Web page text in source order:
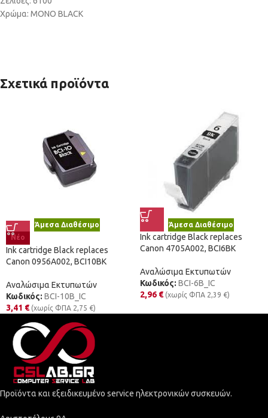
Χρώμα: MONO BLACK
Σχετικά προϊόντα
Άμεσα Διαθέσιμο
Νέο
Ink cartridge Black replaces
Canon 0956A002, BCI10BK
Αναλώσιμα Εκτυπωτών
Κωδικός: BCI-10B_IC
3,41 € (χωρίς ΦΠΑ 2,75 €)
Άμεσα Διαθέσιμο
Ink cartridge Black replaces
Canon 4705A002, BCI6BK
Αναλώσιμα Εκτυπωτών
Κωδικός: BCI-6B_IC
2,96 € (χωρίς ΦΠΑ 2,39 €)
Προϊόντα και εξειδικευμένο service ηλεκτρονικών συσκευών.